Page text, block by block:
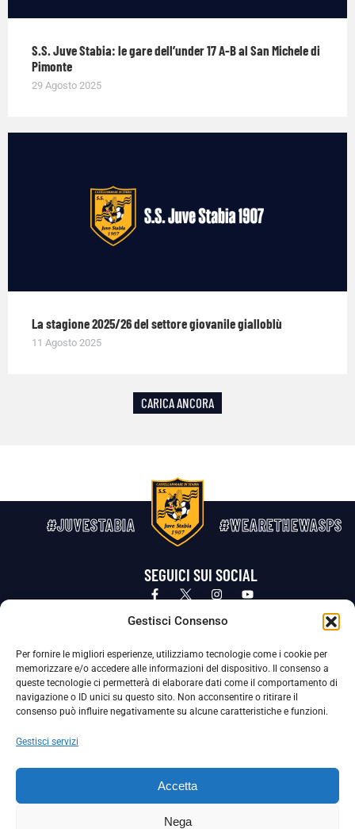
Gestisci Consenso
Per fornire le migliori esperienze, utilizziamo tecnologie come i cookie per
memorizzare e/o accedere alle informazioni del dispositivo. Il consenso a
queste tecnologie ci permetterà di elaborare dati come il comportamento di
navigazione o ID unici su questo sito. Non acconsentire o ritirare il
consenso può influire negativamente su alcune caratteristiche e funzioni.
Gestisci servizi
Accetta
Nega
S.S. Juve Stabia: le gare dell’under 17 A-B al San Michele di
Pimonte
29 Agosto 2025
La stagione 2025/26 del settore giovanile gialloblù
11 Agosto 2025
CARICA ANCORA
#JUVESTABIA #WEARETHEWASPS
SEGUICI SUI SOCIAL
Privacy Policy Cookie Policy
La Società ha nominato il Responsabile della Protezione dei Dati Personali (DPO), figura specializzata che vigila sulle modalità
adottate dalla nostra Società per tutelare i Suoi dati personali.
Per contattare il DPO può scrivere a
La Società ha inoltre adottato un proprio Codice Etico, consultabile al seguente link: